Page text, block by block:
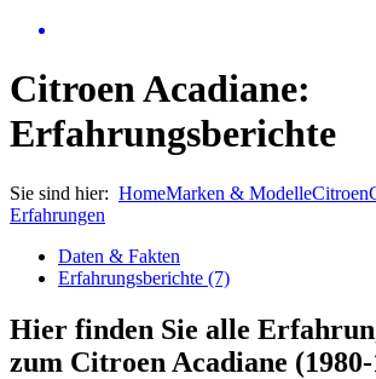
Citroen Acadiane:
Erfahrungsberichte
Sie sind hier: HomeMarken & ModelleCitroen
Erfahrungen
Daten & Fakten
Erfahrungsberichte (7)
Hier finden Sie alle
zum Citroen Acadiane (1980-